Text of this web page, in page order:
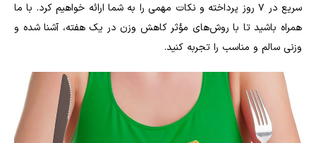
سریع در 7 روز پرداخته و نکات مهمی را به شما ارائه خواهیم کرد. با ما
همراه باشید تا با روش‌های مؤثر کاهش وزن در یک هفته، آشنا شده و
وزنی سالم و مناسب را تجربه کنید.